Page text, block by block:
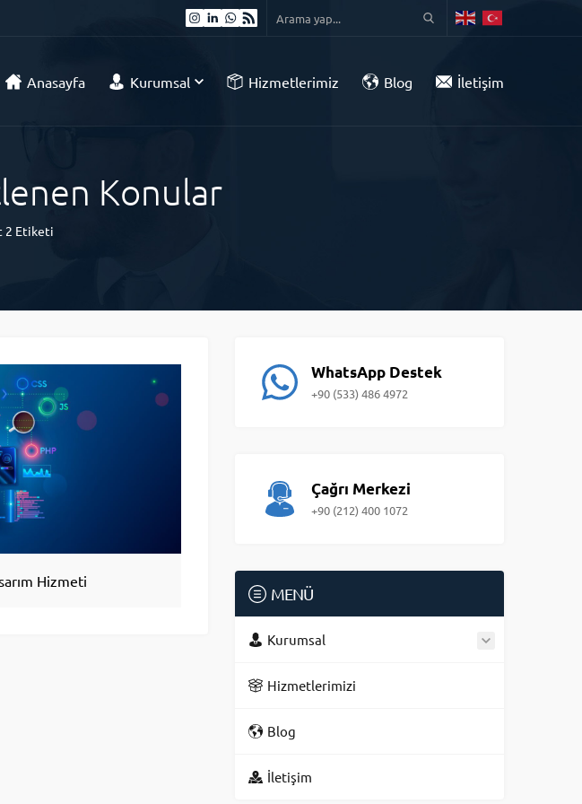
Anasayfa Kurumsal Hizmetlerimiz Blog İletişim
Konular
2 Etiketi
Hizmeti
WhatsApp Destek
+90 (533) 486 4972
Çağrı Merkezi
+90 (212) 400 1072
MENÜ
Kurumsal
Hizmetlerimizi
Blog
İletişim